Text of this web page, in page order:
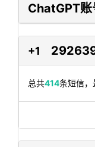
ChatGPT账
+1
总共414条短信，